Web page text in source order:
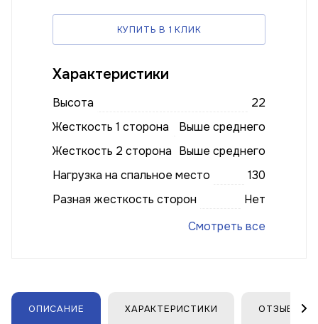
КУПИТЬ В 1 КЛИК
Характеристики
Высота
22
Жесткость 1 сторона
Выше среднего
Жесткость 2 сторона Выше среднего
Нагрузка на спальное место
130
Разная жесткость сторон
Нет
Смотреть все
ОПИСАНИЕ ХАРАКТЕРИСТИКИ ОТЗЫВЫ (1)